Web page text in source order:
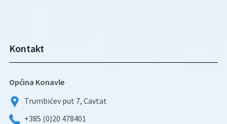
Kontakt
Općina Konavle
Trumbićev put 7, Cavtat
+385 (0)20 478401